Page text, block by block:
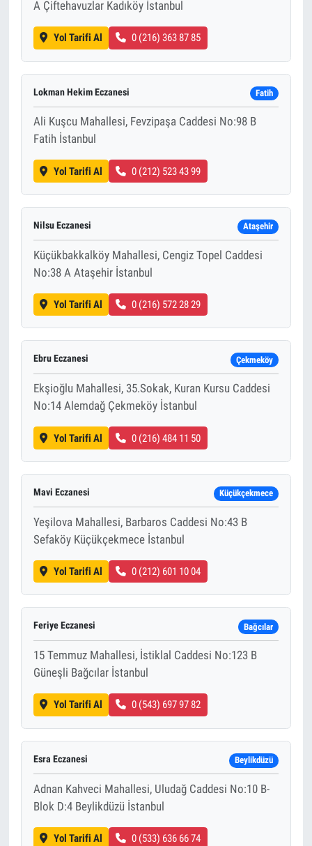
A Çiftehavuzlar Kadıköy İstanbul
Yol Tarifi Al 0 (216) 363 87 85
Lokman Hekim Eczanesi Fatih
Ali Kuşcu Mahallesi, Fevzipaşa Caddesi No:98 B
Fatih İstanbul
Yol Tarifi Al 0 (212) 523 43 99
Nilsu Eczanesi Ataşehir
Küçükbakkalköy Mahallesi, Cengiz Topel Caddesi
No:38 A Ataşehir İstanbul
Yol Tarifi Al 0 (216) 572 28 29
Ebru Eczanesi Çekmeköy
Ekşioğlu Mahallesi, 35.Sokak, Kuran Kursu Caddesi
No:14 Alemdağ Çekmeköy İstanbul
Yol Tarifi Al 0 (216) 484 11 50
Mavi Eczanesi Küçükçekmece
Yeşilova Mahallesi, Barbaros Caddesi No:43 B
Sefaköy Küçükçekmece İstanbul
Yol Tarifi Al 0 (212) 601 10 04
Feriye Eczanesi Bağcılar
15 Temmuz Mahallesi, İstiklal Caddesi No:123 B
Güneşli Bağcılar İstanbul
Yol Tarifi Al 0 (543) 697 97 82
Esra Eczanesi Beylikdüzü
Adnan Kahveci Mahallesi, Uludağ Caddesi No:10 B-
Blok D:4 Beylikdüzü İstanbul
Yol Tarifi Al 0 (533) 636 66 74